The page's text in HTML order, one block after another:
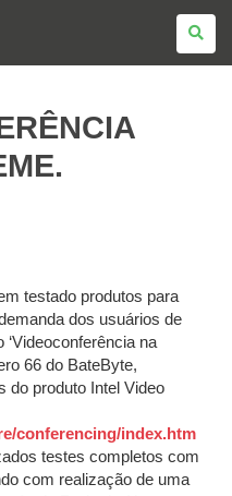
testado produtos para
dos usuários de
na
66 do BateByte,
do produto Intel Video
conferencing/index.htm
testes completos com
com realização de uma